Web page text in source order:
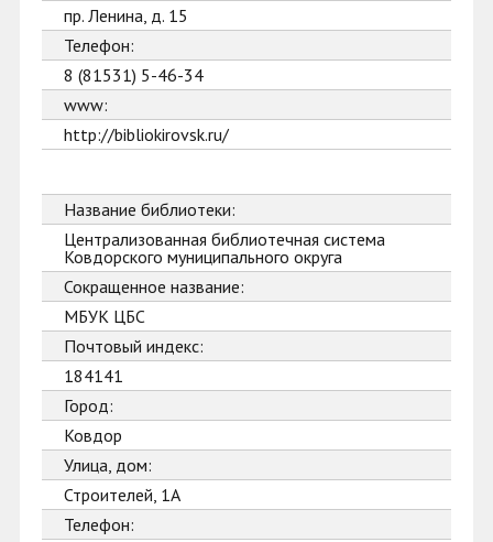
пр. Ленина, д. 15
Телефон:
8 (81531) 5-46-34
www:
http://bibliokirovsk.ru/
Название библиотеки:
Централизованная библиотечная система
Ковдорского муниципального округа
Сокращенное название:
МБУК ЦБС
Почтовый индекс:
184141
Город:
Ковдор
Улица, дом:
Строителей, 1А
Телефон: